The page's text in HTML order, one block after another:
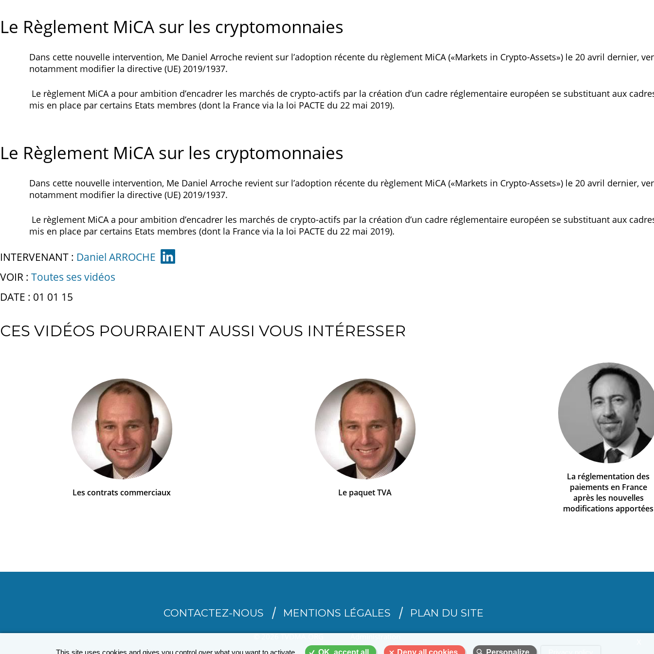
Le Règlement MiCA sur les cryptomonnaies
Dans cette nouvelle intervention, Me Daniel Arroche revient sur l’adoption récente du règlement MiCA («Markets in Crypto-Assets») le 20 avril dernier,
notamment modifier la directive (UE) 2019/1937.
Le règlement MiCA a pour ambition d’encadrer les marchés de crypto-actifs par la création d’un cadre réglementaire européen se substituant aux
mis en place par certains Etats membres (dont la France via la loi PACTE du 22 mai 2019).
Le Règlement MiCA sur les cryptomonnaies
Dans cette nouvelle intervention, Me Daniel Arroche revient sur l’adoption récente du règlement MiCA («Markets in Crypto-Assets») le 20 avril dernier,
notamment modifier la directive (UE) 2019/1937.
Le règlement MiCA a pour ambition d’encadrer les marchés de crypto-actifs par la création d’un cadre réglementaire européen se substituant aux
mis en place par certains Etats membres (dont la France via la loi PACTE du 22 mai 2019).
INTERVENANT : Daniel ARROCHE
VOIR : Toutes ses vidéos
DATE : 01 01 15
CES VIDÉOS POURRAIENT AUSSI VOUS INTÉRESSER
Les contrats commerciaux Le paquet TVA
La réglementation des
paiements en France
après les nouvelles
modifications apportées
MENU
CONTACTEZ-NOUS MENTIONS LÉGALES PLAN DU SITE
© 2026 TVDMA.ORG Administration
This site uses cookies and gives you control over what you want to activate
OK, accept all Deny all cookies Personalize